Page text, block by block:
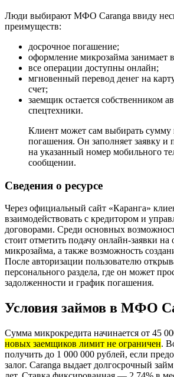
Люди выбирают МФО Caranga ввиду
преимуществ:
досрочное погашение;
оформление микрозайма занимает
все операции доступны онлайн;
мгновенный перевод денег на
счет;
заемщик остается собственником
спецтехники.
Клиент может сам выбирать сумму
погашения. Он заполняет заявку и
на указанный номер мобильного
сообщении.
Сведения о ресурсе
Через официальный сайт «Каранга»
взаимодействовать с кредитором и
договорами. Среди основных
стоит отметить подачу онлайн-заявки
микрозайма, а также возможность
После авторизации пользователю
персонального раздела, где он может
задолженности и график погашения.
Условия займов в МФО
Сумма микрокредита начинается от 45
новых заемщиков лимит не ограничен.
получить до 1 000 000 рублей, если
залог. Caranga выдает долгосрочный